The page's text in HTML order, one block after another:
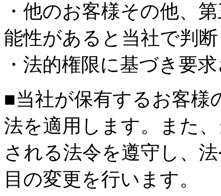
・他のお客様その他、
能性があると当社で判
・法的権限に基づき要
■当社が保有するお客様
法を適用します。また
される法令を遵守し、
目の変更を行います。